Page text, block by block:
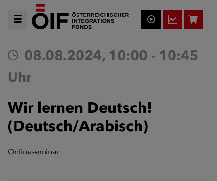
08.08.2024, 10:00 - 10:45
Uhr
Wir lernen Deutsch!
(Deutsch/Arabisch)
Onlineseminar